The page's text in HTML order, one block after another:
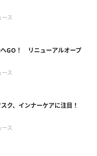
ース
へGO！ リニューアルオープ
ース
ク、インナーケアに注目！
ース